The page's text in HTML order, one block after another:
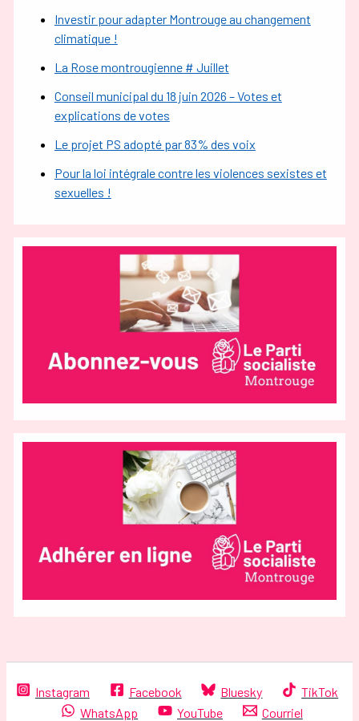
Investir pour adapter Montrouge au changement
climatique !
La Rose montrougienne # Juillet
Conseil municipal du 18 juin 2026 – Votes et
explications de votes
Le projet PS adopté par 83% des voix
Pour la loi intégrale contre les violences sexistes et
sexuelles !
Instagram Facebook Bluesky
TikTok
WhatsApp
YouTube Courriel